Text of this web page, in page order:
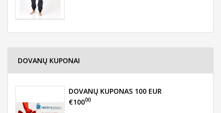
DOVANŲ KUPONAI
DOVANŲ KUPONAS 100 EUR
€10000